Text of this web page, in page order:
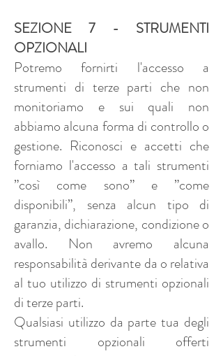
SEZIONE 7 - STRUMENTI
OPZIONALI
Potremo fornirti l'accesso a
strumenti di terze parti che non
monitoriamo e sui quali non
abbiamo alcuna forma di controllo o
gestione. Riconosci e accetti che
forniamo l'accesso a tali strumenti
”così come sono” e ”come
disponibili”, senza alcun tipo di
garanzia, dichiarazione, condizione o
avallo. Non avremo alcuna
responsabilità derivante da o relativa
al tuo utilizzo di strumenti opzionali
di terze parti.
Qualsiasi utilizzo da parte tua degli
strumenti opzionali offerti